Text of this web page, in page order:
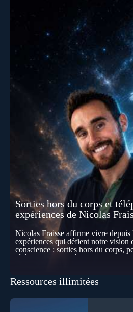
Sorties hors du corps et
expériences de Nicolas
Nicolas Fraisse affirme vivre depuis
expériences qui défient notre vision
conscience : sorties hors du corps,
télépathie spontanée… Comment
les pensées d’autrui ? Que
disparaître ? Au fil de cet échange, Nicolas raconte ses
Ressources illimitées